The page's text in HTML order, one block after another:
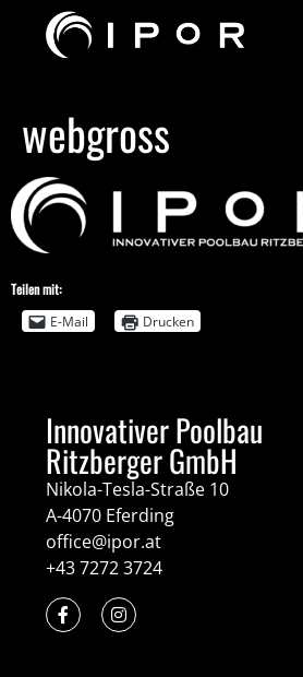
webgross
Teilen mit:
E-Mail
Drucken
Innovativer Poolbau
Ritzberger GmbH
Nikola-Tesla-Straße 10
A-4070 Eferding
office@ipor.at
+43 7272 3724